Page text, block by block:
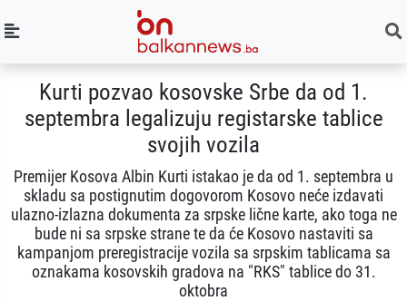
Kurti pozvao kosovske Srbe da od 1.
septembra legalizuju registarske tablice
svojih vozila
Premijer Kosova Albin Kurti istakao je da od 1. septembra u
skladu sa postignutim dogovorom Kosovo neće izdavati
ulazno-izlazna dokumenta za srpske lične karte, ako toga ne
bude ni sa srpske strane te da će Kosovo nastaviti sa
kampanjom preregistracije vozila sa srpskim tablicama sa
oznakama kosovskih gradova na "RKS" tablice do 31.
oktobra